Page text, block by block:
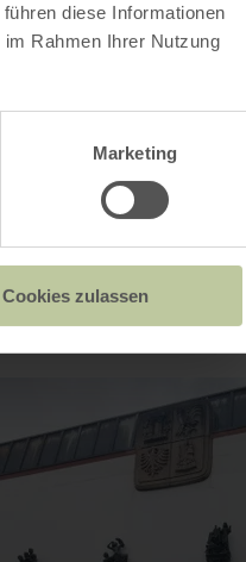
diese Informationen
Rahmen Ihrer Nutzung
Marketing
Cookies zulassen
Tel.: